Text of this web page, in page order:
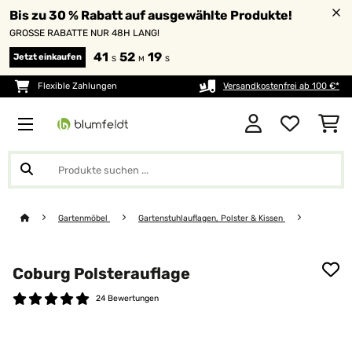
Bis zu 30 % Rabatt auf ausgewählte Produkte!
GROSSE RABATTE NUR 48H LANG!
Jetzt einkaufen 41 S 52 M 18 S
Flexible Zahlungen Versandkostenfrei ab 100 €*
Gartenmöbel Gartenstuhlauflagen, Polster & Kissen
Coburg Polsterauflage
24 Bewertungen